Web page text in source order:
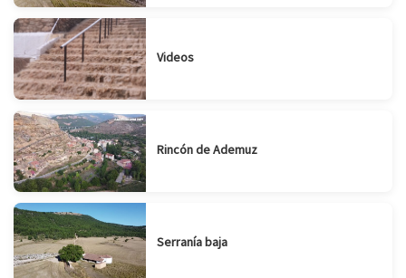
Videos
Rincón de Ademuz
Serranía baja